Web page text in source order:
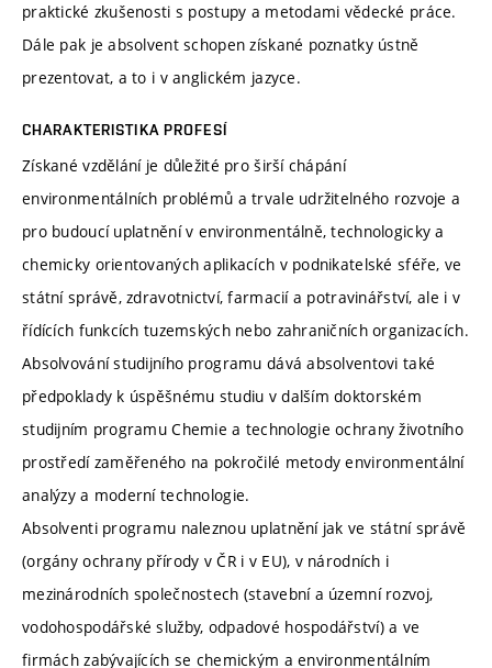
praktické zkušenosti s postupy a metodami vědecké práce.
Dále pak je absolvent schopen získané poznatky ústně
prezentovat, a to i v anglickém jazyce.
CHARAKTERISTIKA PROFESÍ
Získané vzdělání je důležité pro širší chápání
environmentálních problémů a trvale udržitelného rozvoje a
pro budoucí uplatnění v environmentálně, technologicky a
chemicky orientovaných aplikacích v podnikatelské sféře, ve
státní správě, zdravotnictví, farmacií a potravinářství, ale i v
řídících funkcích tuzemských nebo zahraničních organizacích.
Absolvování studijního programu dává absolventovi také
předpoklady k úspěšnému studiu v dalším doktorském
studijním programu Chemie a technologie ochrany životního
prostředí zaměřeného na pokročilé metody environmentální
analýzy a moderní technologie.
Absolventi programu naleznou uplatnění jak ve státní správě
(orgány ochrany přírody v ČR i v EU), v národních i
mezinárodních společnostech (stavební a územní rozvoj,
vodohospodářské služby, odpadové hospodářství) a ve
firmách zabývajících se chemickým a environmentálním